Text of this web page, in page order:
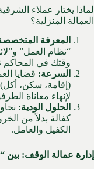
لماذا يختار عملاء
العمالة المنزلية؟
المعرفة
“نظام العمل”
وقتك في المحاكم
السرعة: قضايا
(إقامة، سكن،
لإنهاء معاناة
الحلول الودية:
كفالة بدلاً من
الكفيل والعامل.
إدارة عمالة الوقف: بين